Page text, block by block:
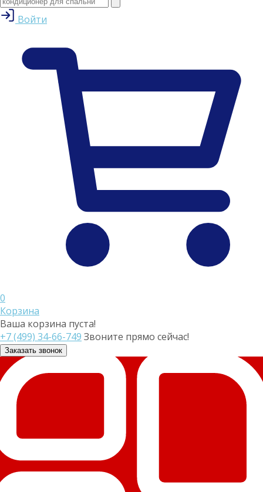
Войти
0
Корзина
Ваша корзина пуста!
+7 (499) 34-66-749 Звоните прямо сейчас!
Заказать звонок